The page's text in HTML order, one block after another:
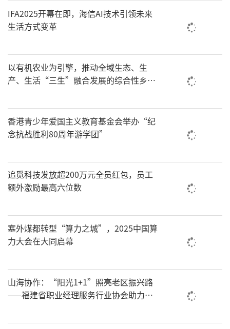
IFA2025开幕在即，海信AI技术引领未来
生活方式变革
以有机农业为引擎，推动全域生态、生
产、生活“三生”融合发展的综合性乡村
香港青少年爱国主义教育基金会举办“纪
念抗战胜利80周年游学团”
追觅科技发放超200万元全员红包，员工
额外激励最高六位数
塞外煤都转型“算力之城”，2025中国算
力大会在大同启幕
山海协作：“阳光1+1”照亮老区振兴路
——福建省职业经理服务行业协会助力乡